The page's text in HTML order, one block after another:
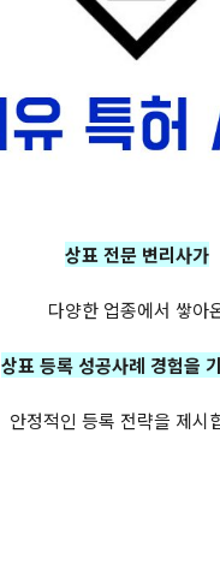
상표 전문 변리사가
다양한 업종에서 쌓아
상표 등록 성공사례 경험을
안정적인 등록 전략을 제시